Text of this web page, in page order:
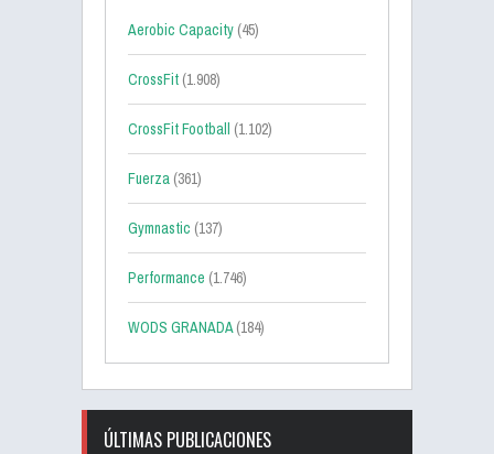
Aerobic Capacity (45)
CrossFit (1.908)
CrossFit Football (1.102)
Fuerza (361)
Gymnastic (137)
Performance (1.746)
WODS GRANADA(184)
ÚLTIMAS PUBLICACIONES